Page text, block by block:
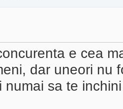
e cea
dar uneori nu
numai sa te